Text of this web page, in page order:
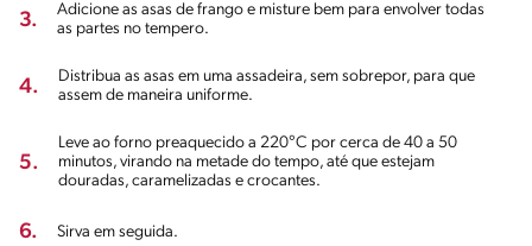
3.
Adicione as asas de frango e misture bem para envolver todas
as partes no tempero.
4.
Distribua as asas em uma assadeira, sem sobrepor, para que
assem de maneira uniforme.
5.
Leve ao forno preaquecido a 220°C por cerca de 40 a 50
minutos, virando na metade do tempo, até que estejam
douradas, caramelizadas e crocantes.
6. Sirva em seguida.